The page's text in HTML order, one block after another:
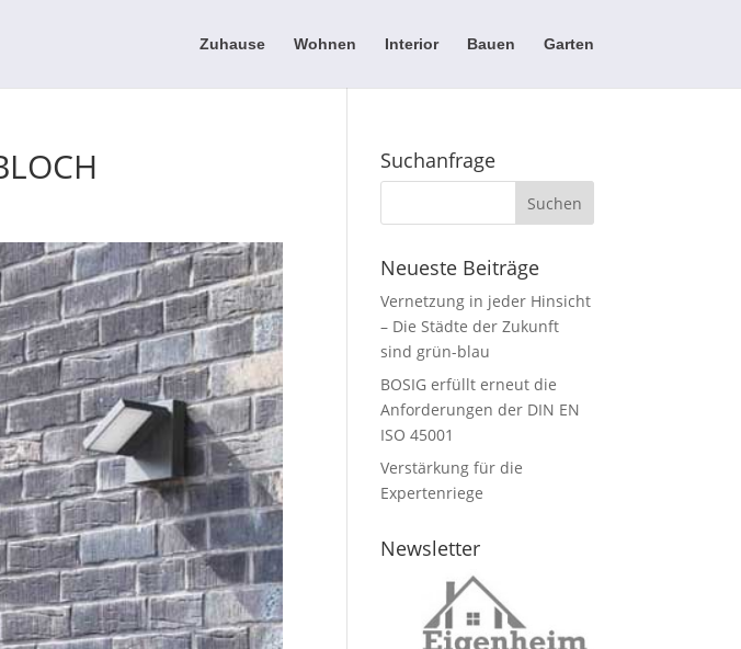
Zuhause Wohnen Interior Bauen Garten
Suchanfrage
Neueste Beiträge
Vernetzung in jeder Hinsicht
– Die Städte der Zukunft
sind grün-blau
BOSIG erfüllt erneut die
Anforderungen der DIN EN
ISO 45001
Verstärkung für die
Expertenriege
Newsletter